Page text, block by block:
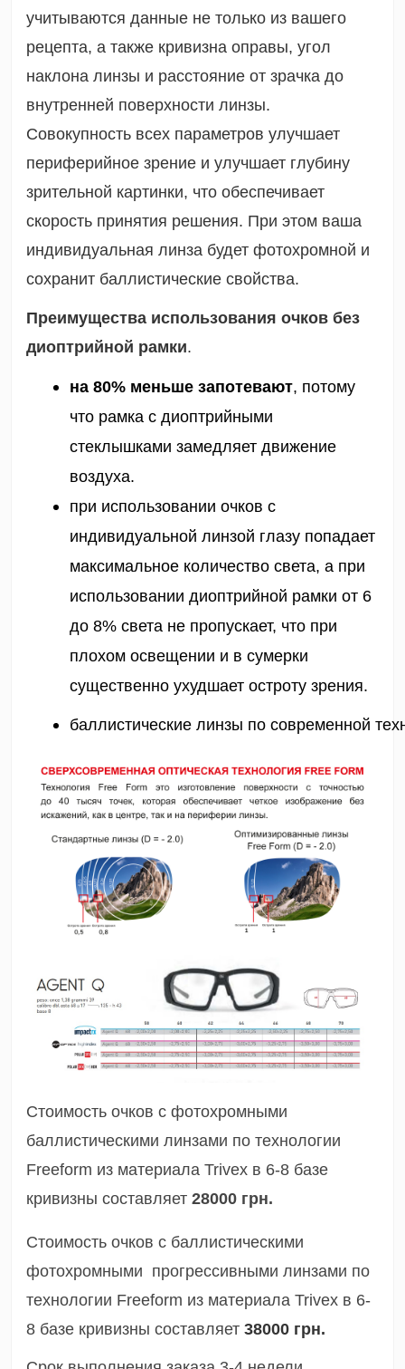
учитываются данные не только из вашего
рецепта, а также кривизна оправы, угол
наклона линзы и расстояние от зрачка до
внутренней поверхности линзы.
Совокупность всех параметров улучшает
периферийное зрение и улучшает глубину
зрительной картинки, что обеспечивает
скорость принятия решения. При этом ваша
индивидуальная линза будет фотохромной и
сохранит баллистические свойства.
Преимущества использования очков без
диоптрийной рамки.
на 80% меньше запотевают, потому
что рамка с диоптрийными
стеклышками замедляет движение
воздуха.
при использовании очков с
индивидуальной линзой глазу попадает
максимальное количество света, а при
использовании диоптрийной рамки от 6
до 8% света не пропускает, что при
плохом освещении и в сумерки
существенно ухудшает остроту зрения.
баллистические линзы по современной
Стоимость очков с фотохромными
баллистическими линзами по технологии
Freeform из материала Trivex в 6-8 базе
кривизны составляет 28000 грн.
Стоимость очков с баллистическими
фотохромными прогрессивными линзами по
технологии Freeform из материала Trivex в 6-
8 базе кривизны составляет 38000 грн.